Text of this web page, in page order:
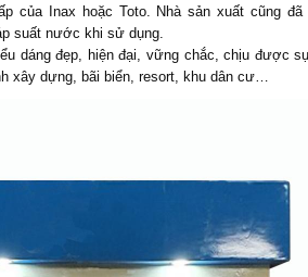
của Inax hoặc Toto. Nhà sản xuất cũng
suất nước khi sử dụng.
dáng đẹp, hiện đại, vững chắc, chịu được
xây dựng, bãi biển, resort, khu dân cư…